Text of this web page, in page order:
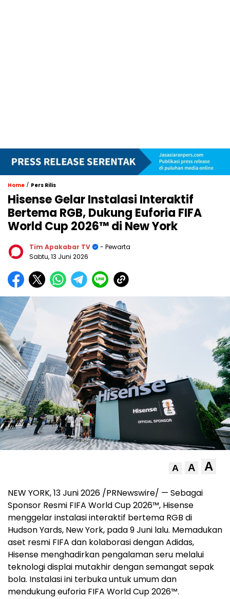
Home / Pers Rilis
Hisense Gelar Instalasi Interaktif
Bertema RGB, Dukung Euforia FIFA
World Cup 2026™ di New York
Tim Apakabar TV
- Pewarta
Sabtu, 13 Juni 2026
A A A
NEW YORK, 13 Juni 2026 /PRNewswire/ — Sebagai
Sponsor Resmi FIFA World Cup 2026™, Hisense
menggelar instalasi interaktif bertema RGB di
Hudson Yards, New York, pada 9 Juni lalu. Memadukan
aset resmi FIFA dan kolaborasi dengan Adidas,
Hisense menghadirkan pengalaman seru melalui
teknologi displai mutakhir dengan semangat sepak
bola. Instalasi ini terbuka untuk umum dan
mendukung euforia FIFA World Cup 2026™.